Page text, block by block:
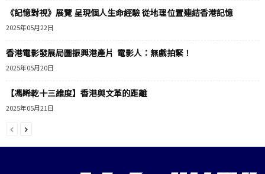
《記憶對視》展覽 呈現個人生命經驗 從地理位置連結香港記憶
2025年05月22日
香港電影發展局圖振興港產片 電影人：無戲拍緊！
2025年05月20日
【馮睎乾十三維度】香港與文革的距離
2025年05月21日